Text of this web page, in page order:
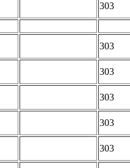
303
303
303
303
303
303